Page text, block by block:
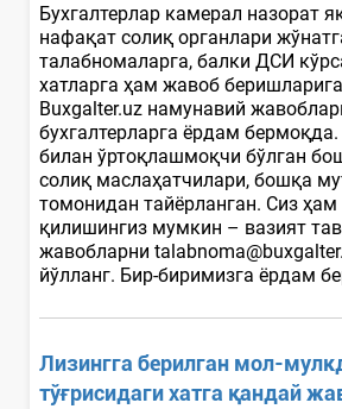
Бухгалтерлар камерал назорат
нафақат солиқ органлари
талабномаларга, балки ДСИ
хатларга ҳам жавоб
Buxgalter.uz намунавий
бухгалтерларга ёрдам
билан ўртоқлашмоқчи бўлган
солиқ маслаҳатчилари, бошқа
томонидан тайёрланган. Сиз
қилишингиз мумкин – вазият
жавобларни
йўлланг. Бир-биримизга ёрдам
Лизингга берилган мол-
тўғрисидаги хатга қандай